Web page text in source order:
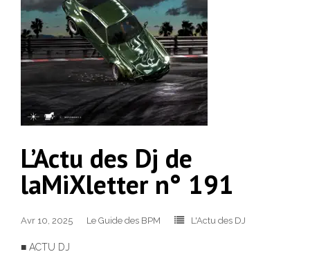
L’Actu des Dj de
laMiXletter n° 191
Avr 10, 2025 Le Guide des BPM L'Actu des DJ
■ ACTU DJ